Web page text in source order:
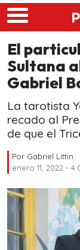
Skip to main
El
Sultana
Gabriel
La tarotista
recado al
de que el
Por Gabriel Littin
enero 11, 2022 -